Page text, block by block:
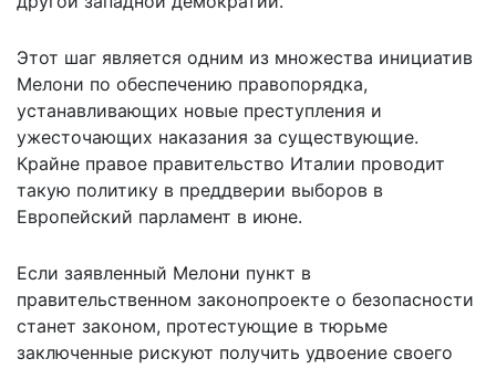
Этот шаг является одним из множества инициатив
Мелони по обеспечению правопорядка,
устанавливающих новые преступления и
ужесточающих наказания за существующие.
Крайне правое правительство Италии проводит
такую политику в преддверии выборов в
Европейский парламент в июне.
Если заявленный Мелони пункт в
правительственном законопроекте о безопасности
станет законом, протестующие в тюрьме
заключенные рискуют получить удвоение своего